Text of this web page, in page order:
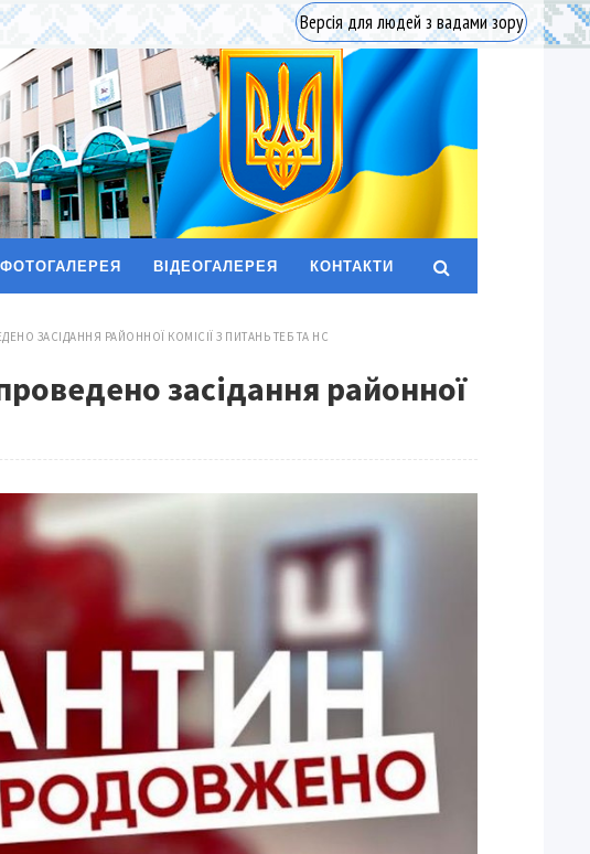
Версія для людей з вадами зору
ФОТОГАЛЕРЕЯ ВІДЕОГАЛЕРЕЯ КОНТАКТИ
ЗАСІДАННЯ РАЙОННОЇ КОМІСІЇ З ПИТАНЬ ТЕБ ТА НС
засідання районної